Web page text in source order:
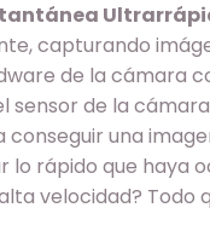
capturando
de la cámara
de la
una
lo rápido que haya
velocidad? Todo